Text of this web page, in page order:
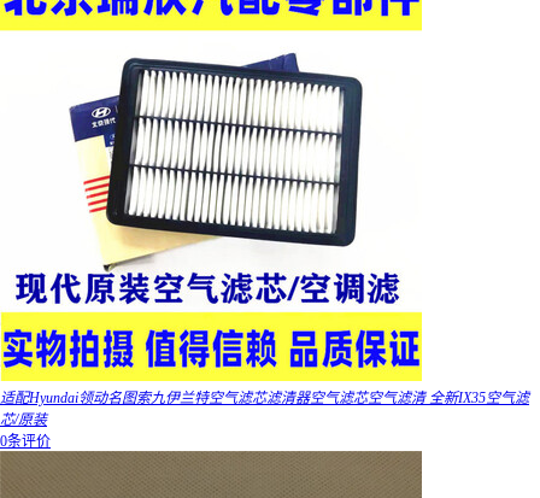
适配Hyundai领动名图索九伊兰特空气滤芯滤清器空气滤芯空气滤清 全新IX35空气滤
芯/原装
0条评价